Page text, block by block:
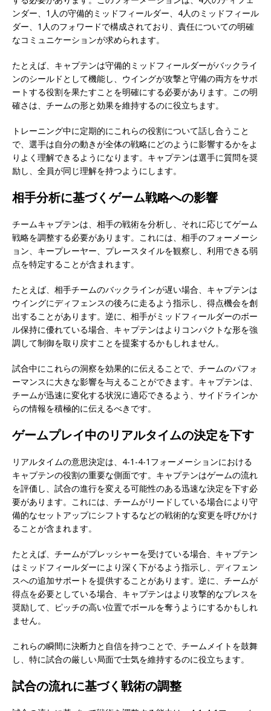
ンダー、1人の守備的ミッドフィールダー、4人のミッドフィール
ダー、1人のフォワードで構成されており、責任についての明確
なコミュニケーションが求められます。
たとえば、キャプテンは守備的ミッドフィールダーがバックライ
ンのシールドとして機能し、ウイングが攻撃と守備の両方をサポ
ートする役割を果たすことを明確にする必要があります。この明
確さは、チームの形と効果を維持するのに役立ちます。
トレーニング中に定期的にこれらの役割について話し合うこと
で、選手は自分の動きが全体の戦略にどのように影響するかをよ
りよく理解できるようになります。キャプテンは選手に質問を奨
励し、全員が同じ理解を持つようにします。
相手分析に基づくゲーム戦略への影響
チームキャプテンは、相手の戦術を分析し、それに応じてゲーム
戦略を調整する必要があります。これには、相手のフォーメーシ
ョン、キープレーヤー、プレースタイルを観察し、利用できる弱
点を特定することが含まれます。
たとえば、相手チームのバックラインが遅い場合、キャプテンは
ウイングにディフェンスの後ろに走るよう指示し、得点機会を創
出することがあります。逆に、相手がミッドフィールダーのボー
ル保持に優れている場合、キャプテンはよりコンパクトな形を強
調して制御を取り戻すことを提案するかもしれません。
試合中にこれらの洞察を効果的に伝えることで、チームのパフォ
ーマンスに大きな影響を与えることができます。キャプテンは、
チームが迅速に変化する状況に適応できるよう、サイドラインか
らの情報を積極的に伝えるべきです。
ゲームプレイ中のリアルタイムの決定を下す
リアルタイムの意思決定は、4-1-4-1フォーメーションにおける
キャプテンの役割の重要な側面です。キャプテンはゲームの流れ
を評価し、試合の進行を変える可能性のある迅速な決定を下す必
要があります。これには、チームがリードしている場合により守
備的なセットアップにシフトするなどの戦術的な変更を呼びかけ
ることが含まれます。
たとえば、チームがプレッシャーを受けている場合、キャプテン
はミッドフィールダーにより深く下がるよう指示し、ディフェン
スへの追加サポートを提供することがあります。逆に、チームが
得点を必要としている場合、キャプテンはより攻撃的なプレスを
奨励して、ピッチの高い位置でボールを奪うようにするかもしれ
ません。
これらの瞬間に決断力と自信を持つことで、チームメイトを鼓舞
し、特に試合の厳しい局面で士気を維持するのに役立ちます。
試合の流れに基づく戦術の調整